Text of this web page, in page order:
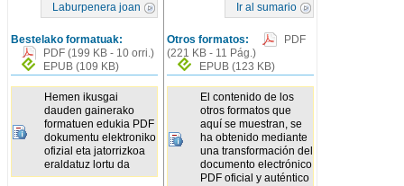
Laburpenera joan
Bestelako formatuak:
PDF (199 KB - 10 orri.)
EPUB (109 KB)
Hemen ikusgai
dauden gainerako
formatuen edukia PDF
dokumentu elektroniko
ofizial eta jatorrizkoa
eraldatuz lortu da
Ir al sumario
Otros formatos:
PDF
(221 KB - 11 Pág.)
EPUB(123 KB)
El contenido de los
otros formatos que
aquí se muestran, se
ha obtenido mediante
una transformación del
documento electrónico
PDF oficial y auténtico